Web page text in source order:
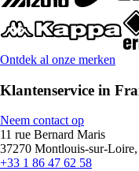
Ontdek al onze merken
Klantenservice in
Neem contact op
11 rue Bernard Maris
37270 Montlouis-sur-
+33 1 86 47 62 58